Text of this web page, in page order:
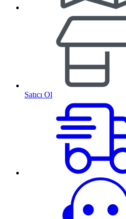
Satıcı Ol